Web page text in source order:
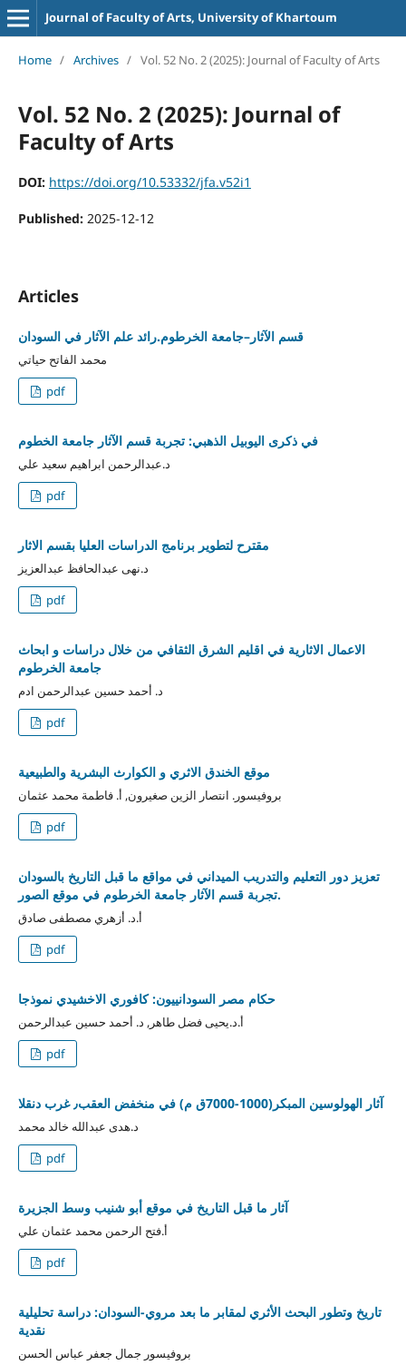
Journal of Faculty of Arts, University of Khartoum
Home / Archives / Vol. 52 No. 2 (2025): Journal of Faculty of Arts
Vol. 52 No. 2 (2025): Journal of
Faculty of Arts
DOI: https://doi.org/10.53332/jfa.v52i1
Published: 2025-12-12
Articles
قسم الآثار–جامعة الخرطوم.رائد علم الآثار في السودان
محمد الفاتح حياتي
pdf
في ذكرى اليوبيل الذهبي: تجربة قسم الآثار جامعة الخطوم
د.عبدالرحمن ابراهيم سعيد علي
pdf
مقترح لتطوير برنامج الدراسات العليا بقسم الاثار
د.نهى عبدالحافظ عبدالعزيز
pdf
الاعمال الاثارية في اقليم الشرق الثقافي من خلال دراسات و ابحاث
جامعة الخرطوم
د. أحمد حسين عبدالرحمن ادم
pdf
موقع الخندق الاثري و الكوارث البشرية والطبيعية
بروفيسور. انتصار الزين صغيرون, أ. فاطمة محمد عثمان
pdf
تعزيز دور التعليم والتدريب الميداني في مواقع ما قبل التاريخ بالسودان
.تجربة قسم الآثار جامعة الخرطوم في موقع الصور
أ.د. أزهري مصطفى صادق
pdf
حكام مصر السودانييون: كافوري الاخشيدي نموذجا
أ.د.يحيى فضل طاهر, د. أحمد حسين عبدالرحمن
pdf
آثار الهولوسين المبكر(1000-7000ق م) في منخفض العقب٫ غرب دنقلا
د.هدى عبدالله خالد محمد
pdf
آثار ما قبل التاريخ في موقع أبو شنيب وسط الجزيرة
أ.فتح الرحمن محمد عثمان علي
pdf
تاريخ وتطور البحث الأثري لمقابر ما بعد مروي-السودان: دراسة تحليلية
نقدية
بروفيسور جمال جعفر عباس الحسن